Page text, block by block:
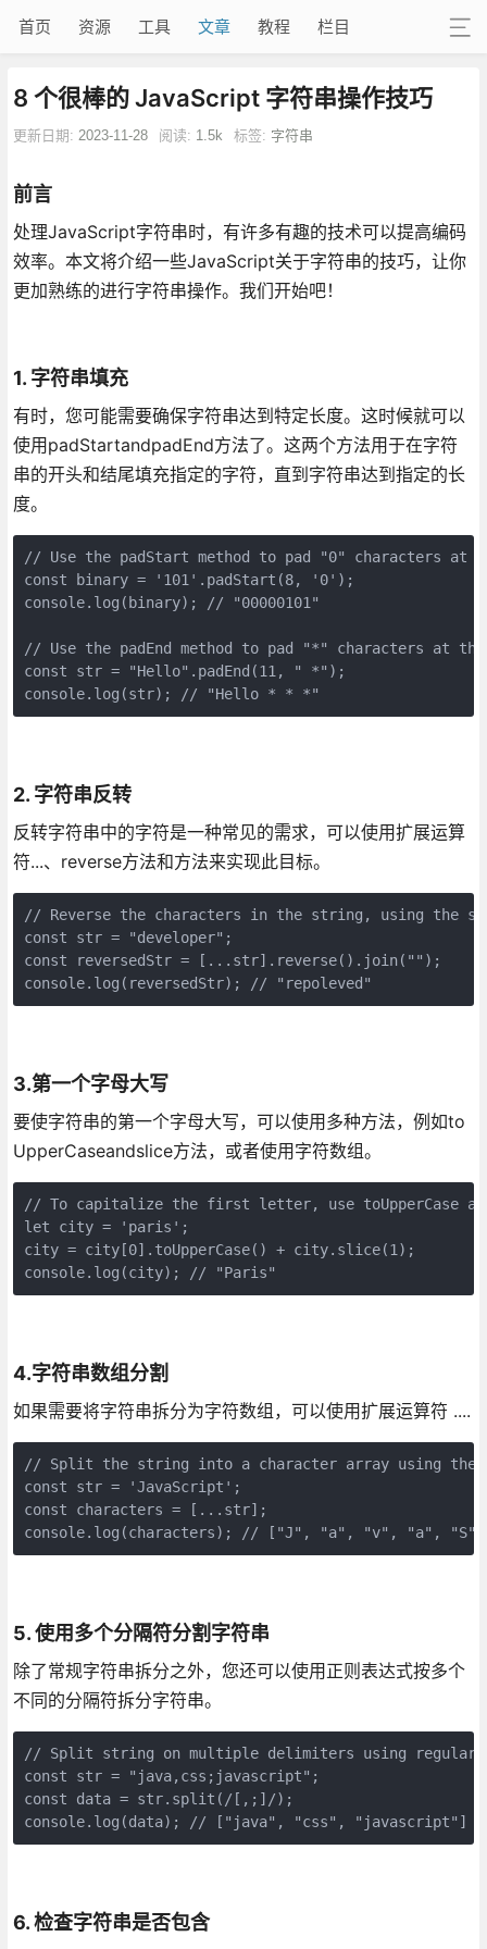
首页 资源 工具 文章 教程 栏目
8 个很棒的 JavaScript 字符串操作技巧
更新日期: 2023-11-28 阅读: 1.5k 标签: 字符串
前言
处理JavaScript字符串时，有许多有趣的技术可以提高编码
效率。本文将介绍一些JavaScript关于字符串的技巧，让你
更加熟练的进行字符串操作。我们开始吧！
1. 字符串填充
有时，您可能需要确保字符串达到特定长度。这时候就可以
使用padStartandpadEnd方法了。这两个方法用于在字符
串的开头和结尾填充指定的字符，直到字符串达到指定的长
度。
// Use the padStart method to pad "0" characters
const binary = '101'.padStart(8, '0');
console.log(binary); // "00000101"
// Use the padEnd method to pad "*" characters at
const str = "Hello".padEnd(11, " *");
console.log(str); // "Hello * * *"
2. 字符串反转
反转字符串中的字符是一种常见的需求，可以使用扩展运算
符...、reverse方法和方法来实现此目标。
// Reverse the characters in the string, using the
const str = "developer";
const reversedStr = [...str].reverse().join("");
console.log(reversedStr); // "repoleved"
3.第一个字母大写
要使字符串的第一个字母大写，可以使用多种方法，例如to
UpperCaseandslice方法，或者使用字符数组。
// To capitalize the first letter, use toUpperCase
let city = 'paris';
city = city[0].toUpperCase() + city.slice(1);
console.log(city); // "Paris"
4.字符串数组分割
如果需要将字符串拆分为字符数组，可以使用扩展运算符 ....
// Split the string into a character array using the
const str = 'JavaScript';
const characters = [...str];
console.log(characters); // ["J", "a", "v", "a",
5. 使用多个分隔符分割字符串
除了常规字符串拆分之外，您还可以使用正则表达式按多个
不同的分隔符拆分字符串。
// Split string on multiple delimiters using regular
const str = "java,css;javascript";
const data = str.split(/[,;]/);
console.log(data); // ["java", "css", "javascript"]
6. 检查字符串是否包含